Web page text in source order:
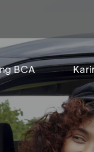
BCA